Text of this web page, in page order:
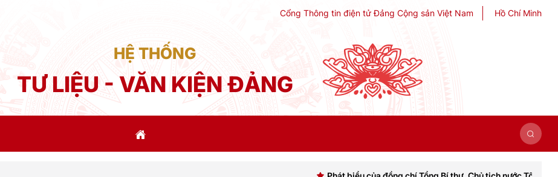
Cổng Thông tin điện tử Đảng Cộng sản Việt Nam Hồ Chí Minh
HỆ THỐNG
TƯ LIỆU - VĂN KIỆN ĐẢNG